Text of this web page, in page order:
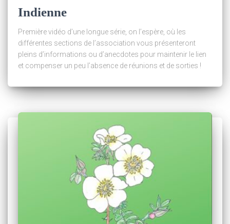
Indienne
Première vidéo d’une longue série, on l’espère, où les
différentes sections de l’association vous présenteront
pleins d’informations ou d’anecdotes pour maintenir le lien
et compenser un peu l’absence de réunions et de sorties !